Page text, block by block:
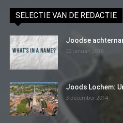
SELECTIE VAN DE REDACTIE
Joodse
22 januari 2016
Joods Lochem:
3 december 2014